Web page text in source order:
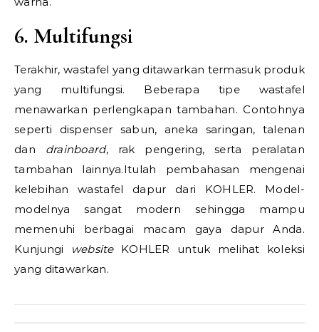
6. Multifungsi
Terakhir, wastafel yang ditawarkan termasuk produk
yang multifungsi. Beberapa tipe wastafel
menawarkan perlengkapan tambahan. Contohnya
seperti dispenser sabun, aneka saringan, talenan
dan drainboard, rak pengering, serta peralatan
tambahan lainnya.Itulah pembahasan mengenai
kelebihan wastafel dapur
dari KOHLER. Model-
modelnya sangat modern sehingga mampu
memenuhi berbagai macam gaya dapur Anda.
Kunjungi
website KOHLER untuk melihat koleksi
yang ditawarkan.